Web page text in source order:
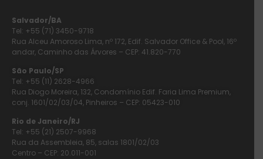
Salvador/BA
Tel: +55 (71) 3450-9718
Rua Alceu Amoroso Lima, nº 172, Edif. Salvador Office & Pool, 16º
andar, Caminho das Árvores – CEP: 41.820-770
São Paulo/SP
Tel: +55 (11) 2628-4966
Rua Diogo Moreira, 132, Condomínio Edif. Faria Lima Premium,
conj. 1601/02/03/04, Pinheiros – CEP: 05423-010
Rio de Janeiro/RJ
Tel: +55 (21) 2507-9968
Rua da Assembleia, 85, salas 1801/02/03
Centro – CEP: 20.011-001